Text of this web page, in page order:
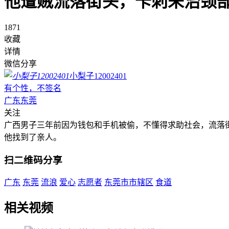
1871
收藏
详情
微信分享
小梨子12002401
有个性，不签名
广东东莞
关注
广西男子三年前因为钱包和手机被偷，不懂得求助社会，流
他找到了亲人。
扫二维码分享
广东 东莞 流浪 爱心 志愿者 东莞市市辖区 食道
相关视频